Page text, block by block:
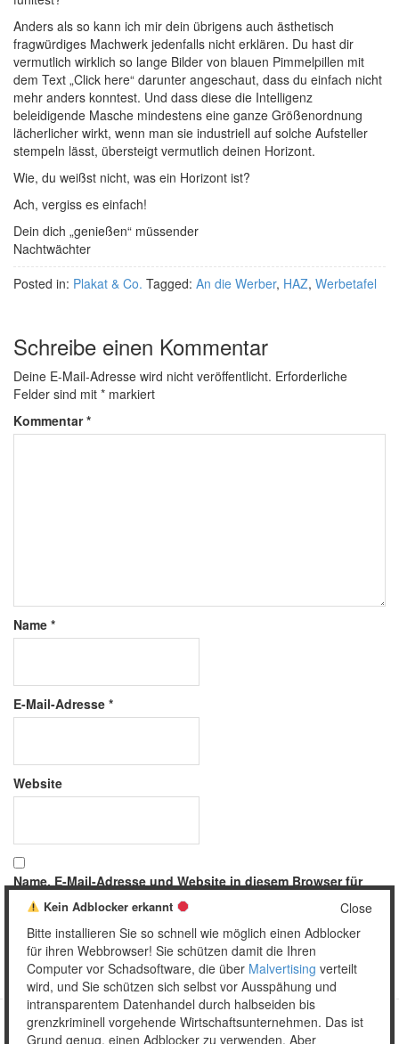
Anders als so kann ich mir dein übrigens auch ästhetisch
fragwürdiges Machwerk jedenfalls nicht erklären. Du hast dir
vermutlich wirklich so lange Bilder von blauen Pimmelpillen mit
dem Text „Click here“ darunter angeschaut, dass du einfach nicht
mehr anders konntest. Und dass diese die Intelligenz
beleidigende Masche mindestens eine ganze Größenordnung
lächerlicher wirkt, wenn man sie industriell auf solche Aufsteller
stempeln lässt, übersteigt vermutlich deinen Horizont.
Wie, du weißst nicht, was ein Horizont ist?
Ach, vergiss es einfach!
Dein dich „genießen“ müssender
Nachtwächter
Posted in: Plakat & Co. Tagged: An die Werber, HAZ, Werbetafel
Schreibe einen Kommentar
Deine E-Mail-Adresse wird nicht veröffentlicht. Erforderliche
Felder sind mit * markiert
Kommentar*
Name *
E-Mail-Adresse *
Website
Name, E-Mail-Adresse und Website in diesem Browser für
meinen nächsten Kommentar speichern.
Close
Kein Adblocker erkannt
Bitte installieren Sie so schnell wie möglich einen Adblocker
für ihren Webbrowser! Sie schützen damit die Ihren
Computer vor Schadsoftware, die über Malvertising verteilt
wird, und Sie schützen sich selbst vor Ausspähung und
intransparentem Datenhandel durch halbseiden bis
grenzkriminell vorgehende Wirtschaftsunternehmen. Das ist
Grund genug, einen Adblocker zu verwenden. Aber